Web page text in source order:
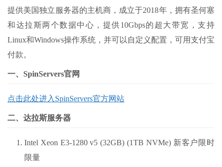
提供美国独立服务器的主机商，成立于2018年，拥有圣何塞
和达拉斯两个数据中心，提供10Gbps的超大带宽，支持
Linux和Windows操作系统，并可以自定义配置，可用支付宝
付款。
一、SpinServers官网
点击此处进入SpinServers官方网站
二、达拉斯服务器
Intel Xeon E3-1280 v5 (32GB) (1TB NVMe) 新客户限时
限量